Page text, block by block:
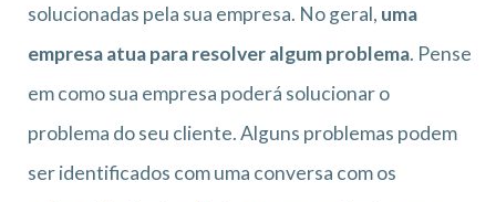
solucionadas pela sua empresa. No geral, uma
empresa atua para resolver algum problema. Pense
em como sua empresa poderá solucionar o
problema do seu cliente. Alguns problemas podem
ser identificados com uma conversa com os